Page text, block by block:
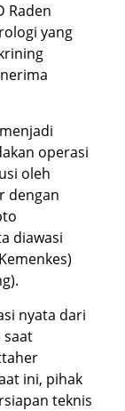
Raden
yang
operasi
oleh
dengan
diawasi
nyata dari
saat
ini, pihak
teknis